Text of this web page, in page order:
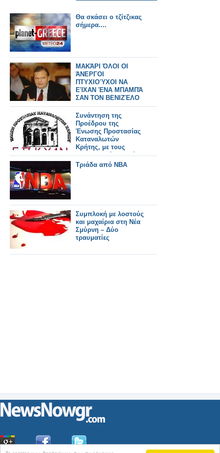
Θα σκάσει ο τζίτζικας
σήμερα....
ΜΑΚΆΡΙ ΌΛΟΙ ΟΙ
ΆΝΕΡΓΟΙ
ΠΤΥΧΙΟΎΧΟΙ ΝΑ
ΕΊΧΑΝ ΈΝΑ ΜΠΑΜΠΆ
ΣΑΝ ΤΟΝ ΒΕΝΙΖΈΛΟ
Συνάντηση της
Προέδρου της
Ένωσης Προστασίας
Καταναλωτών
Κρήτης, με τους
καταναλωτές νωπών
οπωροκηπευτικών
Τριάδα από NBA
Συμπλοκή με λοστούς
και μαχαίρια στη Νέα
Σμύρνη – Δύο
τραυματίες